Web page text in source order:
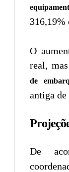
316,19%
O
real,
de
antiga de
De